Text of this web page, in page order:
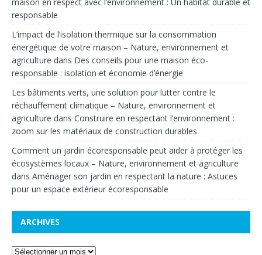
responsable
L’impact de l’isolation thermique sur la consommation
énergétique de votre maison – Nature, environnement et
agriculture dans Des conseils pour une maison éco-
responsable : isolation et économie d’énergie
Les bâtiments verts, une solution pour lutter contre le
réchauffement climatique – Nature, environnement et
agriculture dans Construire en respectant l’environnement :
zoom sur les matériaux de construction durables
Comment un jardin écoresponsable peut aider à protéger les
écosystèmes locaux – Nature, environnement et agriculture
dans Aménager son jardin en respectant la nature : Astuces
pour un espace extérieur écoresponsable
ARCHIVES